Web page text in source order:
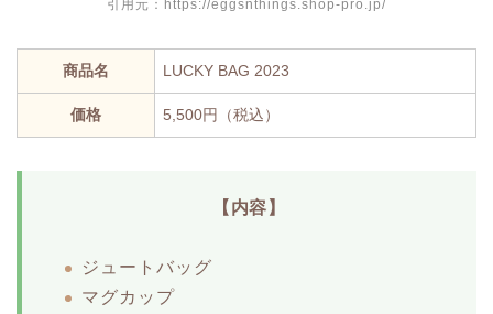
引用元：https://eggsnthings.shop-pro.jp/
商品名 LUCKY BAG 2023
価格 5,500円（税込）
【内容】
ジュートバッグ
マグカップ